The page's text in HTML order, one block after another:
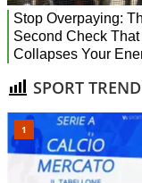
SPORT TREND